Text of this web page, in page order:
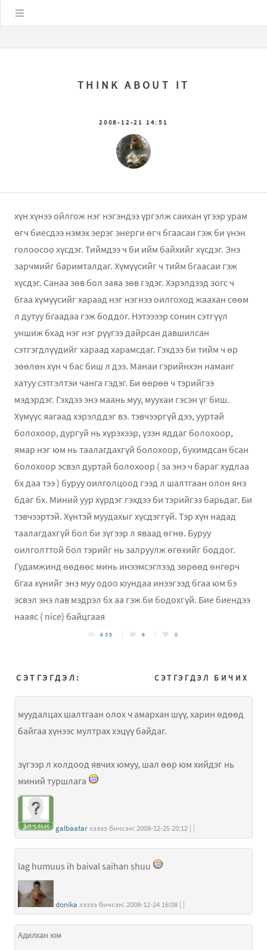
THINK ABOUT IT
2008-12-21 14:51
хүн хүнээ ойлгож нэг нэгэндээ үргэлж саихан үгээр урам
өгч биесдээ нэмэх эерэг энерги өгч бгаасаи гэж би үнэн
голоосоо хүсдэг. Тиймдээ ч би ийм байхийг хүсдэг. Энэ
зарчмийг баримталдаг. Хүмүүсийг ч тийм бгаасаи гэж
хүсдэг. Санаа зөв бол заяа зөв гэдэг. Хэрэлдээд зогс ч
бгаа хүмүүсийг хараад нэг нэгнээ оилгоход жаахан сөөм
л дутуу бгаадаа гэж боддог. Нэтээээр сонин сэтгүүл
уншиж бхад нэг нэг рүүгээ дайрсан давшилсан
сэтгэгдлүүдийг хараад харамсдаг. Гэхдээ би тийм ч өр
зөөлөн хүн ч бас биш л дээ. Манаи гэрийнхэн намаиг
хатуу сэтгэлтэи чанга гэдэг. Би өөрөө ч тэрийгээ
мэдэрдэг. Гэхдээ энэ маань муу, муухаи гэсэн үг биш.
Хүмүүс яагаад хэрэлддэг вэ. тэвчээргүй дээ, ууртай
болохоор, дургуй нь хүрэхээр, үзэн яддаг болохоор,
ямар нэг юм нь таалагдахгүй болохоор, бухимдсан бсан
болохоор эсвэл дуртай болохоор ( за энэ ч бараг худлаа
бх даа тээ ) буруу оилголцоод гээд л шалтгаан олон янз
бдаг бх. Миний уур хүрдэг гэхдээ би тэрийгээ барьдаг. Би
тэвчээртэй. Хүнтэй муудахыг хүсдэггүй. Тэр хүн надад
таалагдахгүй бол би зүгээр л яваад өгнө. Буруу
оилголттой бол тэрийг нь залруулж өгөхийг боддог.
Гудамжинд өөдөөс минь инээмсэглээд зөрөөд өнгөрч
бгаа хүнийг энэ муу одоо юундаа инээгээд бгаа юм бэ
эсвэл энэ лав мэдрэл бх аа гэж би бодохгүй. Бие биендээ
нааяс ( nice) байцгаая
635 6 0
СЭТГЭГДЭЛ БИЧИХ
СЭТГЭГДЭЛ:
муудалцах шалтгаан олох ч амархан шүү, харин өдөөд
байгаа хүнээс мултрах хэцүү байдаг.
зүгээр л холдоод явчих юмуу, шал өөр юм хийдэг нь
миний туршлага
galbaatar хэзээ бичсэн: 2008-12-25 20:12 | |
lag humuus ih baival saihan shuu
donika хэзээ бичсэн: 2008-12-24 16:08 | |
Адилхан юм